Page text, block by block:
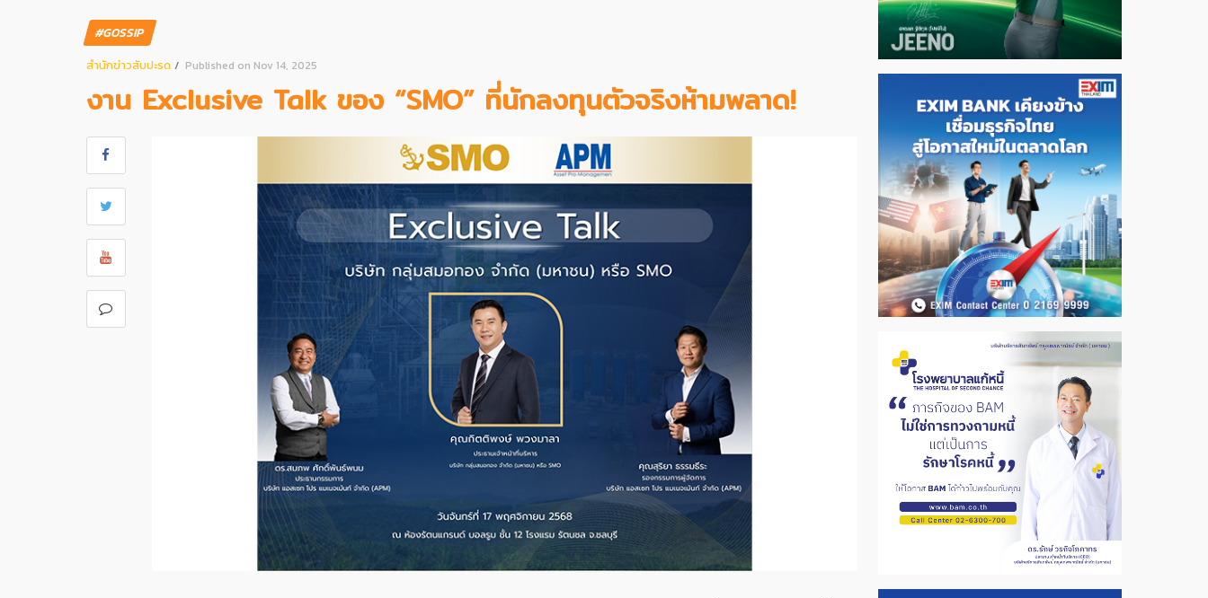
#GOSSIP
สํานักข่าวสับปะรด
Published on Nov 14, 2025
งาน Exclusive Talk ของ “SMO” ที่นักลงทุนตัวจริงห้ามพลาด!